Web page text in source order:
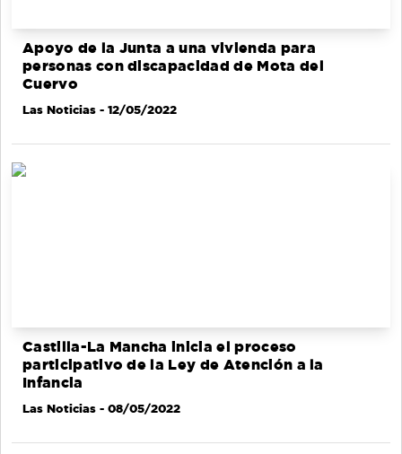
Apoyo de la Junta a una vivienda para
personas con discapacidad de Mota del
Cuervo
Las Noticias - 12/05/2022
Castilla-La Mancha inicia el proceso
participativo de la Ley de Atención a la
Infancia
Las Noticias - 08/05/2022